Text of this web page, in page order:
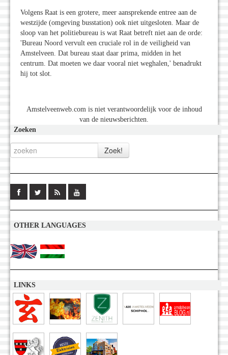
Volgens Raat is een grotere, meer aansprekende entree aan de
westzijde (omgeving busstation) ook niet uitgesloten. Maar de
sloop van het politiebureau is wat Raat betreft niet aan de orde:
'Bureau Noord vervult een cruciale rol in de veiligheid van
Amstelveen. Dat bureau staat daar prima, midden in het
centrum. Dat moeten we daar vooral niet weghalen,' benadrukt
hij tot slot.
Amstelveenweb.com is niet verantwoordelijk voor de inhoud
van de nieuwsberichten.
Zoeken
OTHER LANGUAGES
LINKS